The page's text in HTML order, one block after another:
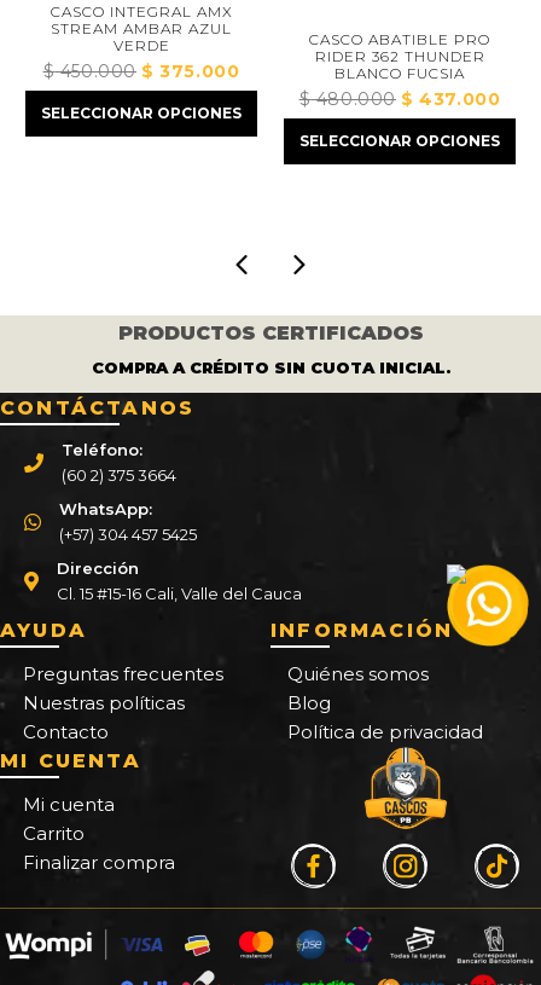
CASCO INTEGRAL AMX
STREAM AMBAR AZUL
VERDE
$450.000 El
precio
original
$ 375.000El
precio
actual
SELECCIONAR OPCIONES
CASCO ABATIBLE PRO
RIDER 362 THUNDER
BLANCO FUCSIA
$480.000 El
precio
original
$ 437.000El
SELECCIONAR OPCIONES
PRODUCTOS CERTIFICADOS
COMPRA A CRÉDITO SIN CUOTA INICIAL.
CONTÁCTANOS
Teléfono:
(60 2) 375 3664
WhatsApp:
(+57) 304 457 5425
Dirección
Cl. 15 #15-16 Cali, Valle del Cauca
AYUDA
Preguntas frecuentes
Nuestras políticas
Contacto
INFORMACIÓN
Quiénes somos
Blog
Política de privacidad
MI CUENTA
Mi cuenta
Carrito
Finalizar compra